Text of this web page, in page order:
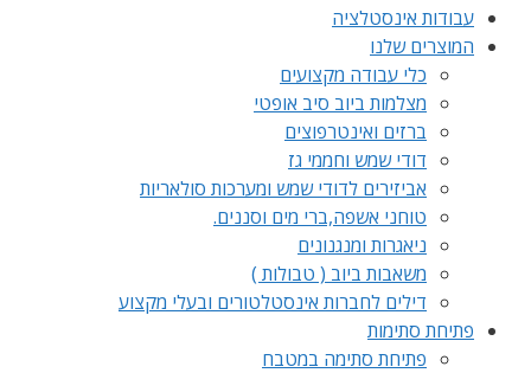
עבודות אינסטלציה
המוצרים שלנו
כלי עבודה מקצועים
מצלמות ביוב סיב אופטי
ברזים ואינטרפוצים
דודי שמש וחממי גז
אביזירים לדודי שמש ומערכות סולאריות
טוחני אשפה,ברי מים וסננים.
ניאגרות ומנגנונים
משאבות ביוב ( טבולות )
דילים לחברות אינסטלטורים ובעלי מקצוע
פתיחת סתימות
פתיחת סתימה במטבח